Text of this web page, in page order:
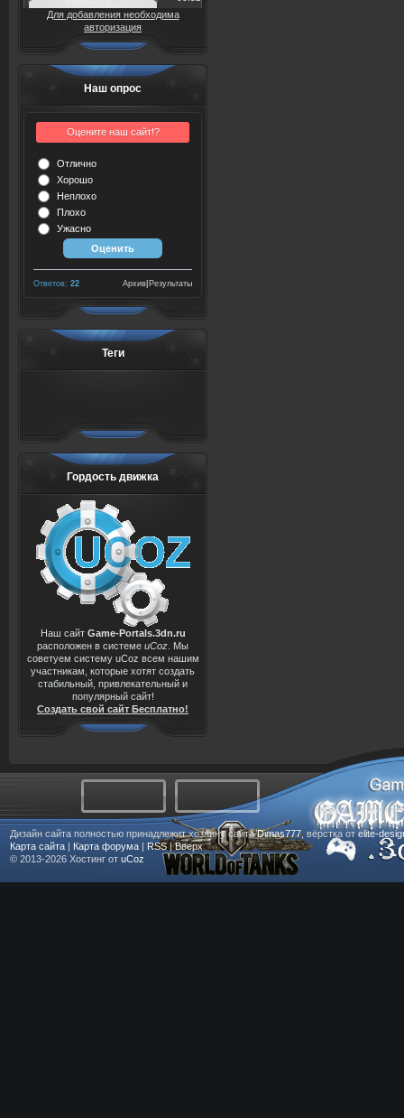
Для добавления необходима
авторизация
Наш опрос
Оцените наш сайт!?
Отлично
Хорошо
Неплохо
Плохо
Ужасно
Ответов: 22 Результаты
Архив
Теги
Гордость движка
Наш сайт Game-Portals.3dn.ru
расположен в системе uCoz . Мы
советуем систему uCoz всем нашим
участникам, которые хотят создать
стабильный, привлекательный и
популярный сайт!
Создать свой сайт Бесплатно!
Дизайн сайта полностью принадлежит хозяину сайтаDimas777, вёрстка от elite-
Карта сайта | Карта форума | RSS|Вверх
© 2013-2026 Хостинг от uCoz